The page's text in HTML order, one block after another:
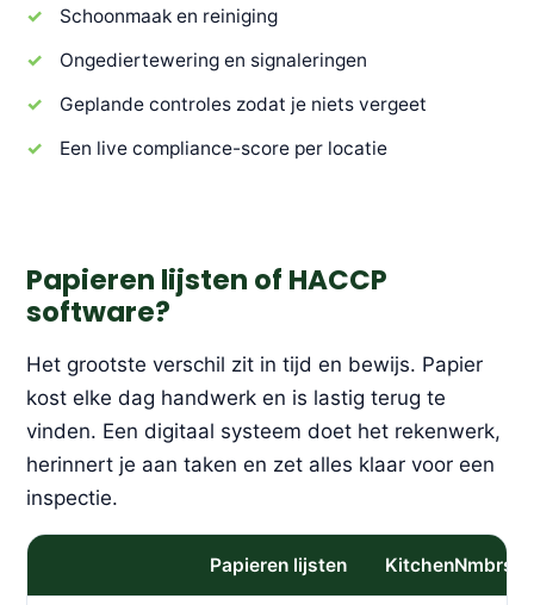
Schoonmaak en reiniging
Ongediertewering en signaleringen
Geplande controles zodat je niets vergeet
Een live compliance-score per locatie
Papieren lijsten of HACCP
software?
Het grootste verschil zit in tijd en bewijs. Papier
kost elke dag handwerk en is lastig terug te
vinden. Een digitaal systeem doet het rekenwerk,
herinnert je aan taken en zet alles klaar voor een
inspectie.
Papieren lijsten KitchenNmbrs